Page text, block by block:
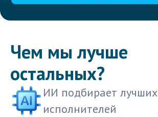
Чем мы лучше
остальных?
ИИ подбирает лучших
исполнителей